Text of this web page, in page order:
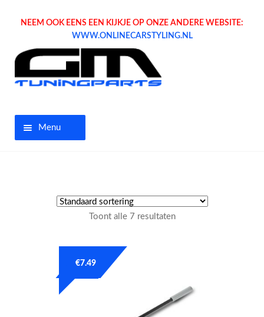
NEEM OOK EENS EEN KIJKJE OP ONZE ANDERE WEBSITE:
WWW.ONLINECARSTYLING.NL
Menu
Tuning parts
OPC Line
Toont alle 7 resultaten
€7.49